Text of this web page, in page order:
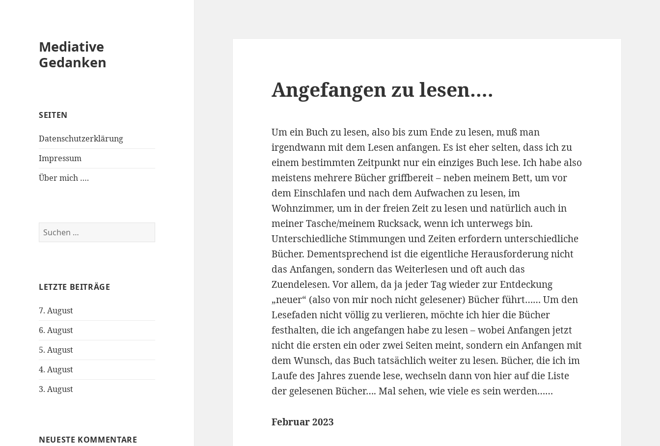
Mediative
Gedanken
SEITEN
Datenschutzerklärung
Impressum
Über mich ….
u
n
a
h
:
LETZTE BEITRÄGE
7. August
6. August
5. August
4. August
3. August
NEUESTE KOMMENTARE
Angefangen zu lesen….
Um ein Buch zu lesen, also bis zum Ende zu lesen, muß man
irgendwann mit dem Lesen anfangen. Es ist eher selten, dass ich zu
einem bestimmten Zeitpunkt nur ein einziges Buch lese. Ich habe also
meistens mehrere Bücher griffbereit – neben meinem Bett, um vor
dem Einschlafen und nach dem Aufwachen zu lesen, im
Wohnzimmer, um in der freien Zeit zu lesen und natürlich auch in
meiner Tasche/meinem Rucksack, wenn ich unterwegs bin.
Unterschiedliche Stimmungen und Zeiten erfordern unterschiedliche
Bücher. Dementsprechend ist die eigentliche Herausforderung nicht
das Anfangen, sondern das Weiterlesen und oft auch das
Zuendelesen. Vor allem, da ja jeder Tag wieder zur Entdeckung
„neuer“ (also von mir noch nicht gelesener) Bücher führt…… Um den
Lesefaden nicht völlig zu verlieren, möchte ich hier die Bücher
festhalten, die ich angefangen habe zu lesen – wobei Anfangen jetzt
nicht die ersten ein oder zwei Seiten meint, sondern ein Anfangen mit
dem Wunsch, das Buch tatsächlich weiter zu lesen. Bücher, die ich im
Laufe des Jahres zuende lese, wechseln dann von hier auf die Liste
der gelesenen Bücher…. Mal sehen, wie viele es sein werden……
Februar 2023